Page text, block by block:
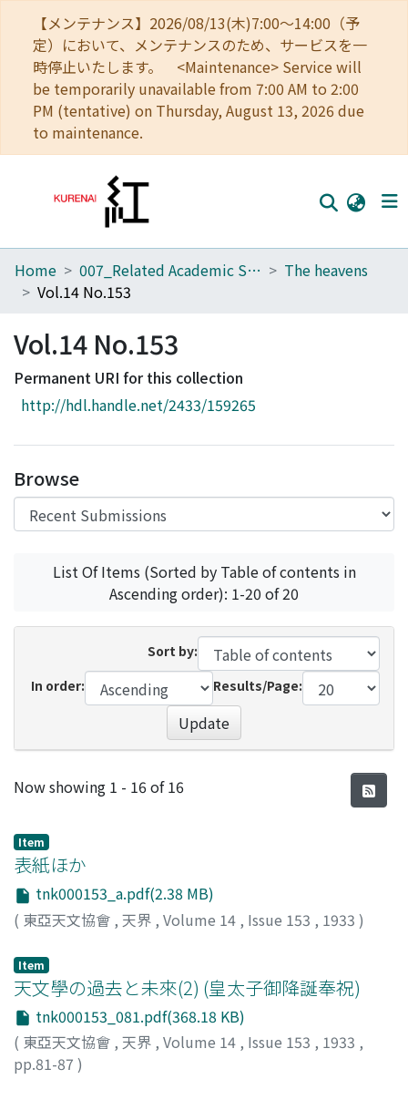
【メンテナンス】2026/08/13(木)7:00～14:00（予
定）において、メンテナンスのため、サービスを一
時停止いたします。 <Maintenance> Service will
be temporarily unavailable from 7:00 AM to 2:00
PM (tentative) on Thursday, August 13, 2026 due
to maintenance.
Home
Browse
Download Ranking
Access Statistics
Home 007_Related Academic Societies
The heavens
Vol.14 No.153
Vol.14 No.153
Permanent URI for this collection
http://hdl.handle.net/2433/159265
Browse
List Of Items (Sorted by Table of contents in
Ascending order): 1-20 of 20
Sort by:
In order:
Results/Page:
Update
Recent Submissions
Now showing 1 - 16 of 16
Item
表紙ほか
tnk000153_a.pdf(2.38 MB)
( 東亞天文協會 , 天界 , Volume 14 , Issue 153 , 1933 )
Item
天文學の過去と未來(2) (皇太子御降誕奉祝)
tnk000153_081.pdf(368.18 KB)
( 東亞天文協會 , 天界 , Volume 14 , Issue 153 , 1933 ,
pp.81-87 )